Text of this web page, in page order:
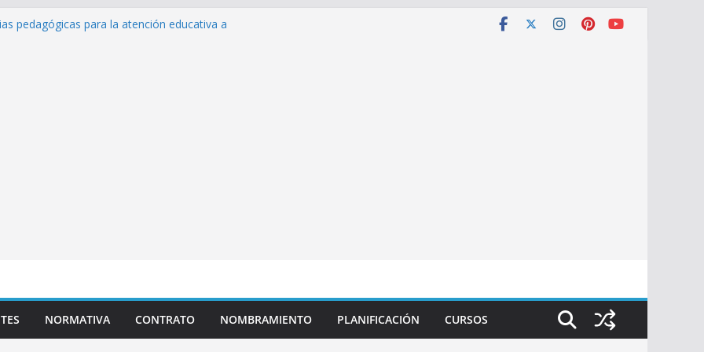
pedagógicas para la atención educativa a
NORMATIVA CONTRATO NOMBRAMIENTO PLANIFICACIÓN CURSOS